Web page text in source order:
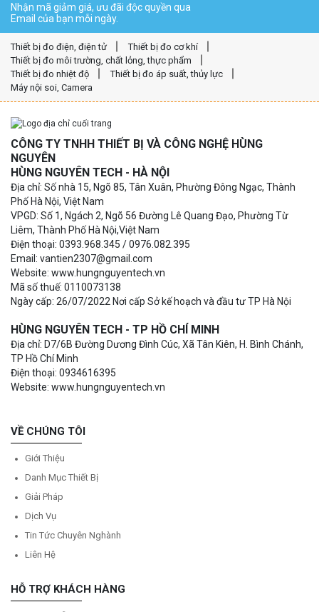
Nhận mã giảm giá, ưu đãi độc quyền qua
Email của bạn mỗi ngày.
Thiết bị đo điện, điện tử
Thiết bị đo cơ khí
Thiết bị đo môi trường, chất lỏng, thực phẩm
Thiết bị đo nhiệt độ
Thiết bị đo áp suất, thủy lực
Máy nội soi, Camera
CÔNG TY TNHH THIẾT BỊ VÀ CÔNG NGHỆ HÙNG
NGUYÊN
HÙNG NGUYÊN TECH - HÀ NỘI
Địa chỉ: Số nhà 15, Ngõ 85, Tân Xuân, Phường Đông Ngạc, Thành
Phố Hà Nội, Việt Nam
VPGD: Số 1, Ngách 2, Ngõ 56 Đường Lê Quang Đạo, Phường Từ
Liêm, Thành Phố Hà Nội,Việt Nam
Điện thoại: 0393.968.345 / 0976.082.395
Email: vantien2307@gmail.com
Website: www.hungnguyentech.vn
Mã số thuế: 0110073138
Ngày cấp: 26/07/2022 Nơi cấp Sở kế hoạch và đầu tư TP Hà Nội
HÙNG NGUYÊN TECH - TP HỒ CHÍ MINH
Địa chỉ: D7/6B Đường Dương Đình Cúc, Xã Tân Kiên, H. Bình Chánh,
TP Hồ Chí Minh
Điện thoại: 0934616395
Website: www.hungnguyentech.vn
VỀ CHÚNG TÔI
Giới Thiệu
Danh Mục Thiết Bị
Giải Pháp
Dịch Vụ
Tin Tức Chuyên Nghành
Liên Hệ
HỖ TRỢ KHÁCH HÀNG